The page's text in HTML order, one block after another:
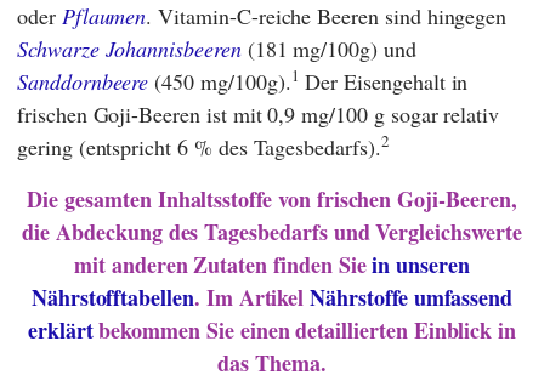
oder Pflaumen. Vitamin-C-reiche Beeren sind hingegen
Schwarze Johannisbeeren(181 mg/100g) und
Sanddornbeere (450 mg/100g).1 Der Eisengehalt in
frischen Goji-Beeren ist mit 0,9 mg/100 g sogar relativ
gering (entspricht 6 % des Tagesbedarfs).2
Die gesamten Inhaltsstoffe von frischen Goji-Beeren,
die Abdeckung des Tagesbedarfs und Vergleichswerte
mit anderen Zutaten finden Siein unseren
Nährstofftabellen. Im ArtikelNährstoffe umfassend
erklärtbekommen Sie einen detaillierten Einblick in
das Thema.